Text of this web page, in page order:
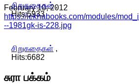
February 10, 2012
https://lekhabooks.com/modules/
--1981gk-is-228.jpg
சிறுகதைகள்,
Hits:5933
சிறுகதைகள் ,
Hits:6682
சுராபக்கம்